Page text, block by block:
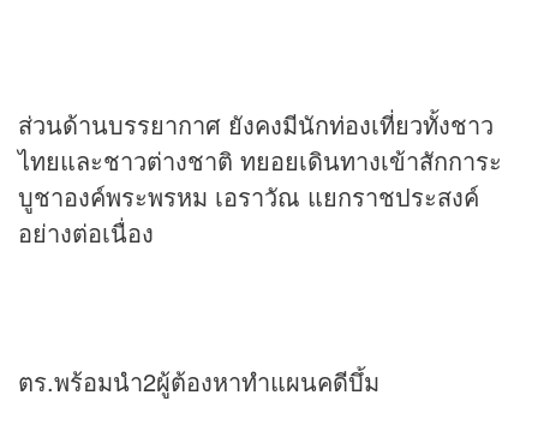
ส่วนด้านบรรยากาศ ยังคงมีนักท่องเที่ยวทั้งชาว
ไทยและชาวต่างชาติ ทยอยเดินทางเข้าสักการะ
บูชาองค์พระพรหม เอราวัณ แยกราชประสงค์
อย่างต่อเนื่อง
ตร.พร้อมนำ2ผู้ต้องหาทำแผนคดีบึ้ม